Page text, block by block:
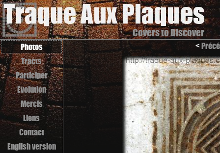
Covers to Discover
Photos
Tracts
Participer
Evolution
Mercis
Liens
Contact
English version
<